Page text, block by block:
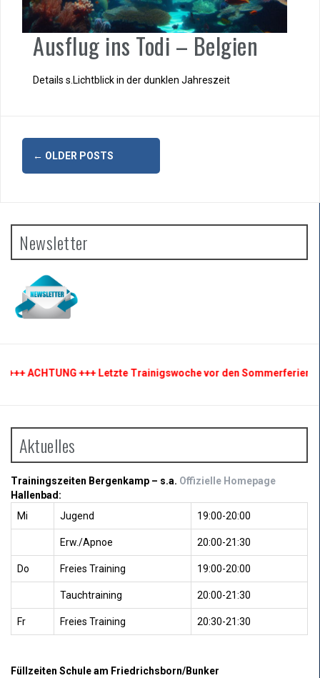
Ausflug ins Todi – Belgien
Details s.Lichtblick in der dunklen Jahreszeit
Posts
navigation
← OLDER POSTS
Newsletter
ACHTUNG +++ Letzte Trainigswoche vor den Sommerferien
Aktuelles
Trainingszeiten Bergenkamp – s.a. Offizielle Homepage
Hallenbad:
Mi
Jugend 19:00-20:00
Erw./Apnoe 20:00-21:30
Do Freies Training 19:00-20:00
Tauchtraining 20:00-21:30
Fr Freies Training 20:30-21:30
Füllzeiten Schule am Friedrichsborn/Bunker